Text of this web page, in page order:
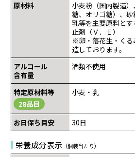
原材料
小麦粉（国内製造
糖、オリゴ糖）、砂
乳等を主要原料と
止剤（Ｖ．Ｅ）
※卵・落花生・くる
造しております。
アルコール
含有量
酒類不使用
特定原材料等
28品目
小麦・乳
お日保ち目安 30日
栄養成分表示 （個装当たり）